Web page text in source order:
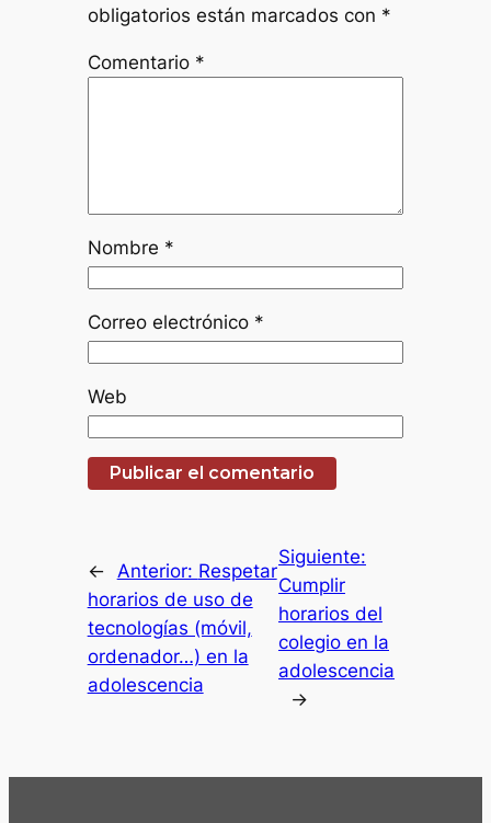
obligatorios están marcados con *
Comentario *
Nombre *
Correo electrónico *
Web
← Anterior: Respetar
horarios de uso de
tecnologías (móvil,
ordenador…) en la
adolescencia
Siguiente:
Cumplir
horarios del
colegio en la
adolescencia
→